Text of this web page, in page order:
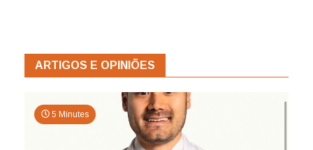
ARTIGOS E OPINIÕES
5 Minutes